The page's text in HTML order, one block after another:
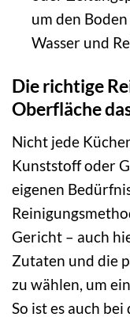
um den
Wasser und
Die richtige
Oberfläche
Nicht jede
Kunststoff oder
eigenen
Gericht – auch
Zutaten und die
zu wählen, um
So ist es auch